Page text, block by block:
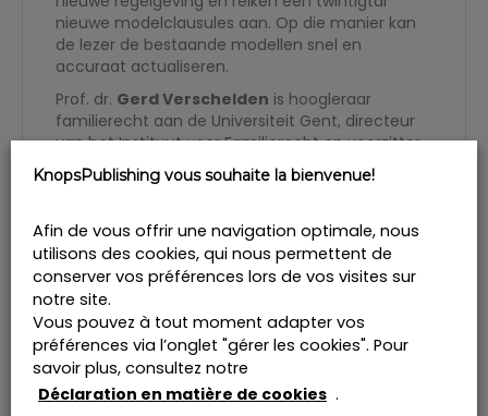
nieuwe modelclausules aan. Op die manier kan
de lezer de bestaande modellen snel en
accuraat actualiseren.
Prof. dr. Gerd Verschelden is hoogleraar
familierecht aan de Universiteit Gent, directeur
van het Instituut voor Familierecht en voorzitter
van de vakgroep Metajuridica, Privaat- en
Ondernemingsrecht.
Zwevegem en praktijkassistente bij dezelfde
vakgroep.
Aanleiding voor dit werk was een reeks
studienamiddagen georganiseerd door
KnopsPublishing in het voorjaar van 2019 op
verschillende locaties in Vlaanderen, waarop
beide auteurs optraden: Gerd Verschelden als
spreker en Lise Voet als voorzitter.
KnopsPublishing vous souhaite la bienvenue!
Afin de vous offrir une navigation optimale, nous
utilisons des cookies, qui nous permettent de
conserver vos préférences lors de vos visites sur
notre site.
Vous pouvez à tout moment adapter vos
préférences via l’onglet "gérer les cookies". Pour
savoir plus, consultez notre
Déclaration en matière de cookies .